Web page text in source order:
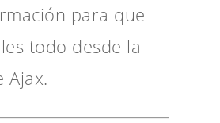
para que
todo desde la
Ajax.